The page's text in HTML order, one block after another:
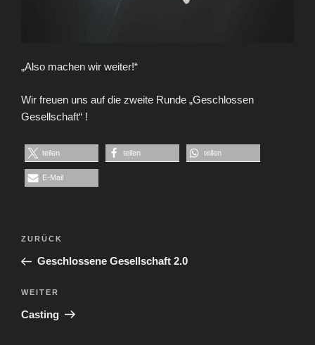
„Also machen wir weiter!“
Wir freuen uns auf die zweite Runde „Geschlossen
Gesellschaft“ !
teilen teilen teilen
E-Mail
Beitragsnavigation
Vorheriger
Beitrag
ZURÜCK
Geschlossene Gesellschaft 2.0
Nächster
Beitrag
WEITER
Casting